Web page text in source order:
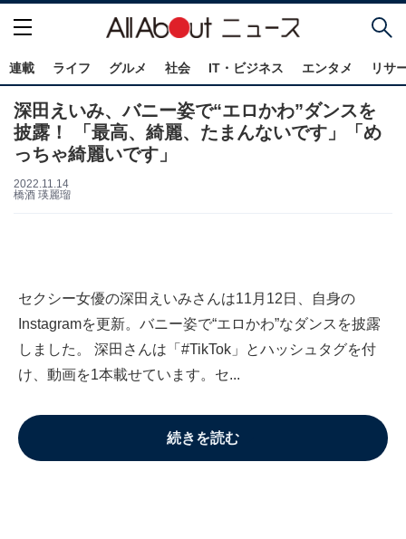
連載 ライフ グルメ 社会 IT・ビジネス エンタメ リサ
深田えいみ、バニー姿で“エロかわ”ダンスを
披露！ 「最高、綺麗、たまんないです」「め
っちゃ綺麗いです」
2022.11.14
橋酒 瑛麗瑠
セクシー女優の深田えいみさんは11月12日、自身の
Instagramを更新。バニー姿で“エロかわ”なダンスを披露
しました。 深田さんは「#TikTok」とハッシュタグを付
け、動画を1本載せています。セ...
続きを読む